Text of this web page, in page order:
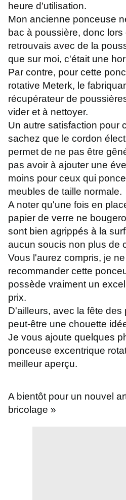
heure d'utilisation.
Mon ancienne ponceuse
bac à poussière, donc
retrouvais avec de la
que sur moi, c'était une
Par contre, pour cette
rotative Meterk, le
récupérateur de
vider et à nettoyer.
Un autre satisfaction pour
sachez que le cordon
permet de ne pas être
pas avoir à ajouter une
moins pour ceux qui
meubles de taille normale.
A noter qu'une fois en
papier de verre ne
sont bien agrippés à la
aucun soucis non plus de
Vous l'aurez compris, je
recommander cette
possède vraiment un
prix.
D'ailleurs, avec la fête des
peut-être une chouette
Je vous ajoute quelques
ponceuse excentrique
meilleur aperçu.
A bientôt pour un nouvel
bricolage »